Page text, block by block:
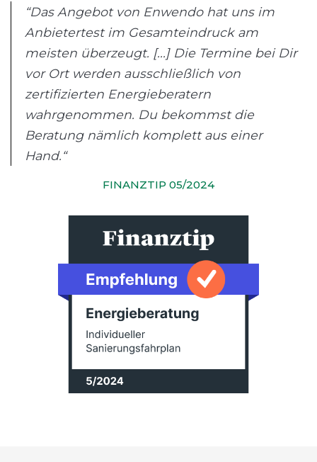
“Das Angebot von Enwendo hat uns im
Anbietertest im Gesamteindruck am
meisten überzeugt. [...] Die Termine bei Dir
vor Ort werden ausschließlich von
zertifizierten Energieberatern
wahrgenommen. Du bekommst die
Beratung nämlich komplett aus einer
Hand.“
FINANZTIP 05/2024